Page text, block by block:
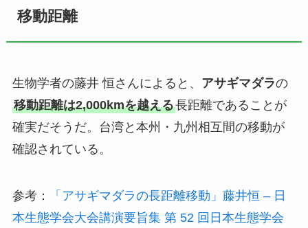
移動距離
生物学者の藤井 恒さんによると、 アサギマダラの
移動距離は2,000kmを越える長距離であることが
確実だそうだ。台湾と本州・九州相互間の移動が
確認されている。
参考：
「アサギマダラの長距離移動」藤井恒 – 日
本生態学会大会講演要旨集 第 52 回日本生態学会